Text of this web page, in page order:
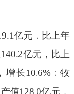
亿元，比上年
140.2亿元，比上
增长10.6%；牧
值128.0亿元，